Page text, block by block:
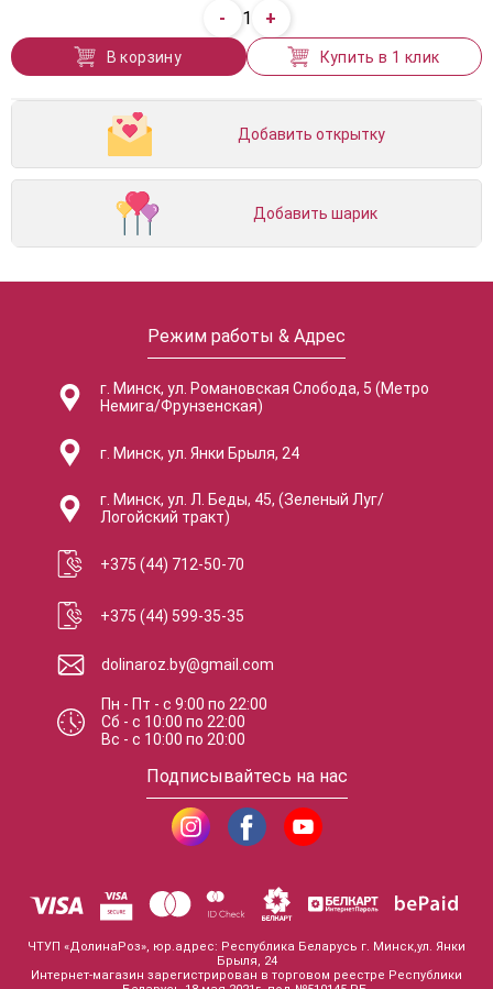
- 1 +
В корзину Купить в 1 клик
Добавить открытку
Добавить шарик
Режим работы & Адрес
г. Минск, ул. Романовская Слобода, 5 (Метро
Немига/Фрунзенская)
г. Минск, ул. Янки Брыля, 24
г. Минск, ул. Л. Беды, 45, (Зеленый Луг/
Логойский тракт)
+375 (44) 712-50-70
+375 (44) 599-35-35
dolinaroz.by@gmail.com
Пн - Пт -с 9:00по 22:00
Сб -с 10:00по 22:00
Вс -с 10:00по 20:00
Подписывайтесь на нас
ЧТУП «ДолинаРоз», юр.адрес: Республика Беларусь г. Минск,ул. Янки
Брыля, 24
Интернет-магазин зарегистрирован в торговом реестре Республики